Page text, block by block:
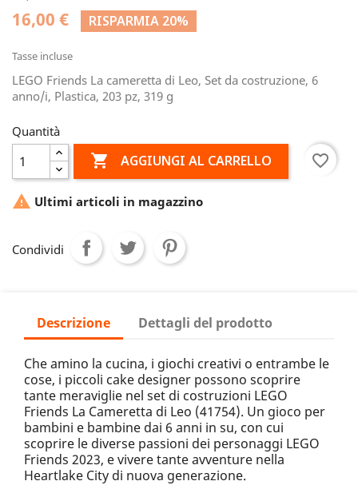
16,00 € RISPARMIA 20%
Tasse incluse
LEGO Friends La cameretta di Leo, Set da costruzione, 6
anno/i, Plastica, 203 pz, 319 g
Quantità
 AGGIUNGI AL CARRELLO favorite_border
 Ultimi articoli in magazzino
Condividi
Descrizione Dettagli del prodotto
Che amino la cucina, i giochi creativi o entrambe le
cose, i piccoli cake designer possono scoprire
tante meraviglie nel set di costruzioni LEGO
Friends La Cameretta di Leo (41754). Un gioco per
bambini e bambine dai 6 anni in su, con cui
scoprire le diverse passioni dei personaggi LEGO
Friends 2023, e vivere tante avventure nella
Heartlake City di nuova generazione.